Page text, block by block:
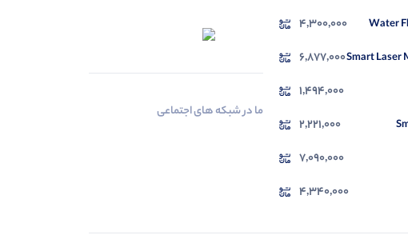
4,300,000
6,877,000
1,494,000
2,221,000
7,090,000
4,340,000
مشاهده محصولات
ما در شبکه های اجتماعی